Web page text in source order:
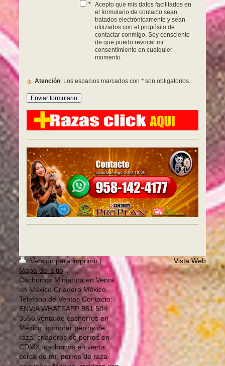
*
Acepto que mis datos facilitados en
el formulario de contacto sean
tratados electrónicamente y sean
utilizados con el propósito de
contactar conmigo. Soy consciente
de que puedo revocar mi
consentimiento en cualquier
momento.
Atención: Los espacios marcados con * son obligatorios.
Versión para imprimir|
Mapa del sitio
Cachorros Miniatura en Venta
en México Criadero México
Teléfono de Ventas Contacto:
ENVIA WHATSAPP 951 504
3556.venta de cachorros en
México, comprar perros de
raza, criaderos de perros en
CDMX, cachorros en venta
cerca de mí, perros de raza
Vista Web